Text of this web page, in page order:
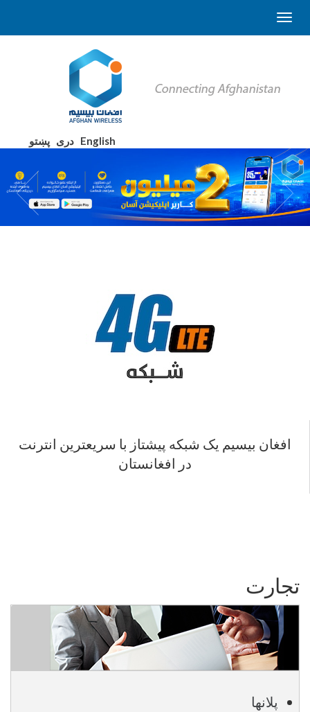
English دری پښتو
افغان بیسیم یک شبکه پیشتاز با سریعترین انترنت
در افغانستان
تجارت
پلانها